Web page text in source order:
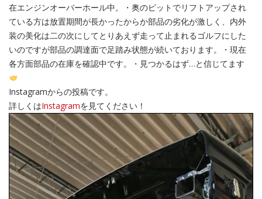
在エンジンオーバーホール中。・奥のピットでリフトアップされ
ている方は放置期間が長かったからか部品の劣化が激しく、内外
装の美化は二の次にしてとりあえず走って止まれるゴルフにした
いのですが部品の調達面で足踏み状態が続いております。・現在
各方面部品の在庫を確認中です。・見つかるはず…と信じてます
Instagramからの投稿です。
詳しくはInstagramを見てください！